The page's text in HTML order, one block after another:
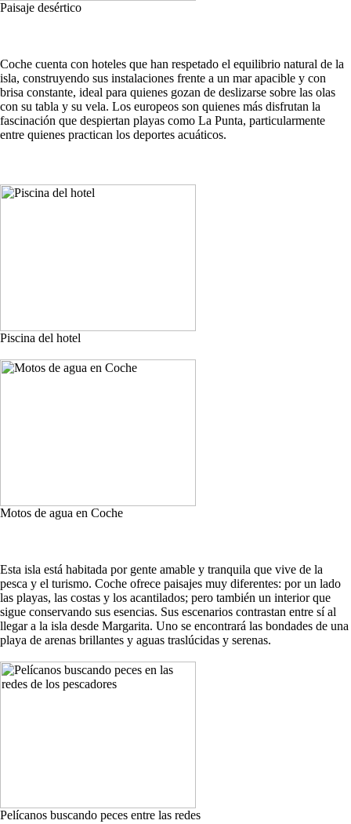
Paisaje desértico
Coche cuenta con hoteles que han respetado el equilibrio natural de la
isla, construyendo sus instalaciones frente a un mar apacible y con
brisa constante, ideal para quienes gozan de deslizarse sobre las olas
con su tabla y su vela. Los europeos son quienes más disfrutan la
fascinación que despiertan playas como La Punta, particularmente
entre quienes practican los deportes acuáticos.
Piscina del hotel
Motos de agua en Coche
Esta isla está habitada por gente amable y tranquila que vive de la
pesca y el turismo. Coche ofrece paisajes muy diferentes: por un lado
las playas, las costas y los acantilados; pero también un interior que
sigue conservando sus esencias. Sus escenarios contrastan entre sí al
llegar a la isla desde Margarita. Uno se encontrará las bondades de una
playa de arenas brillantes y aguas traslúcidas y serenas.
Pelícanos buscando peces entre las redes